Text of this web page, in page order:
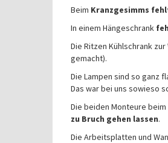
Beim Kranzgesimms
In einem Hängeschrank
Die Ritzen Kühlschrank
gemacht).
Die Lampen sind so ganz
Das war bei uns sowieso
Die beiden Monteure
zu Bruch gehen lassen.
Die Arbeitsplatten und